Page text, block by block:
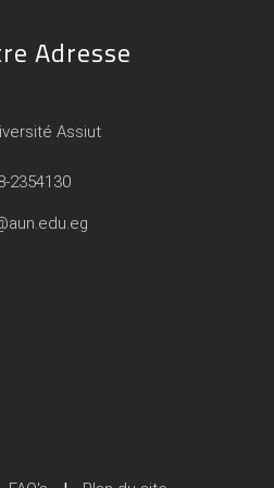
Adresse
Assiut
2354130